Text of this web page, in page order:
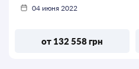
04 июня 2022
от 132 558 грн